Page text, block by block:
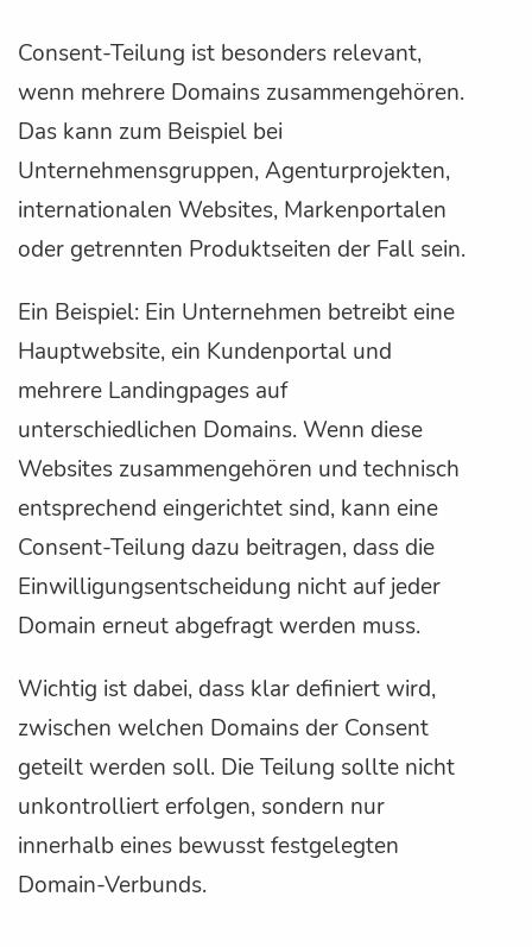
Consent-Teilung ist besonders relevant,
wenn mehrere Domains zusammengehören.
Das kann zum Beispiel bei
Unternehmensgruppen, Agenturprojekten,
internationalen Websites, Markenportalen
oder getrennten Produktseiten der Fall sein.
Ein Beispiel: Ein Unternehmen betreibt eine
Hauptwebsite, ein Kundenportal und
mehrere Landingpages auf
unterschiedlichen Domains. Wenn diese
Websites zusammengehören und technisch
entsprechend eingerichtet sind, kann eine
Consent-Teilung dazu beitragen, dass die
Einwilligungsentscheidung nicht auf jeder
Domain erneut abgefragt werden muss.
Wichtig ist dabei, dass klar definiert wird,
zwischen welchen Domains der Consent
geteilt werden soll. Die Teilung sollte nicht
unkontrolliert erfolgen, sondern nur
innerhalb eines bewusst festgelegten
Domain-Verbunds.